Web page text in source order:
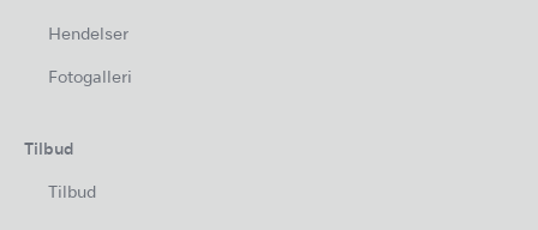
Hendelser
Fotogalleri
Tilbud
Tilbud